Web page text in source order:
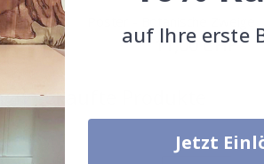
Special
11,00 CHF
gekaufte Produkte
auf Ihre erste
Jetzt